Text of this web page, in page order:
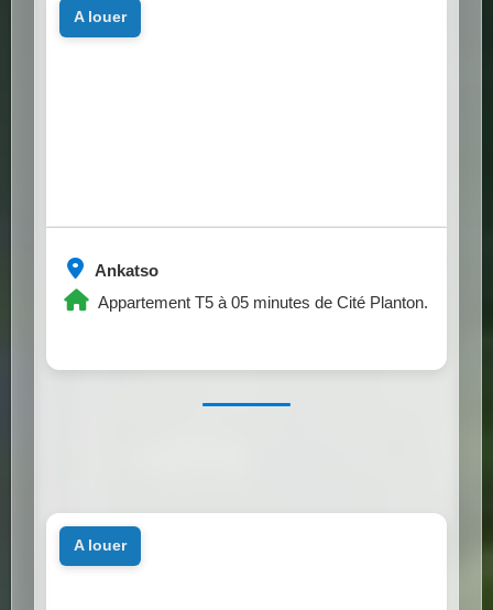
Ankatso
Appartement T5 à 05 minutes de Cité Planton.
a louer
a louer